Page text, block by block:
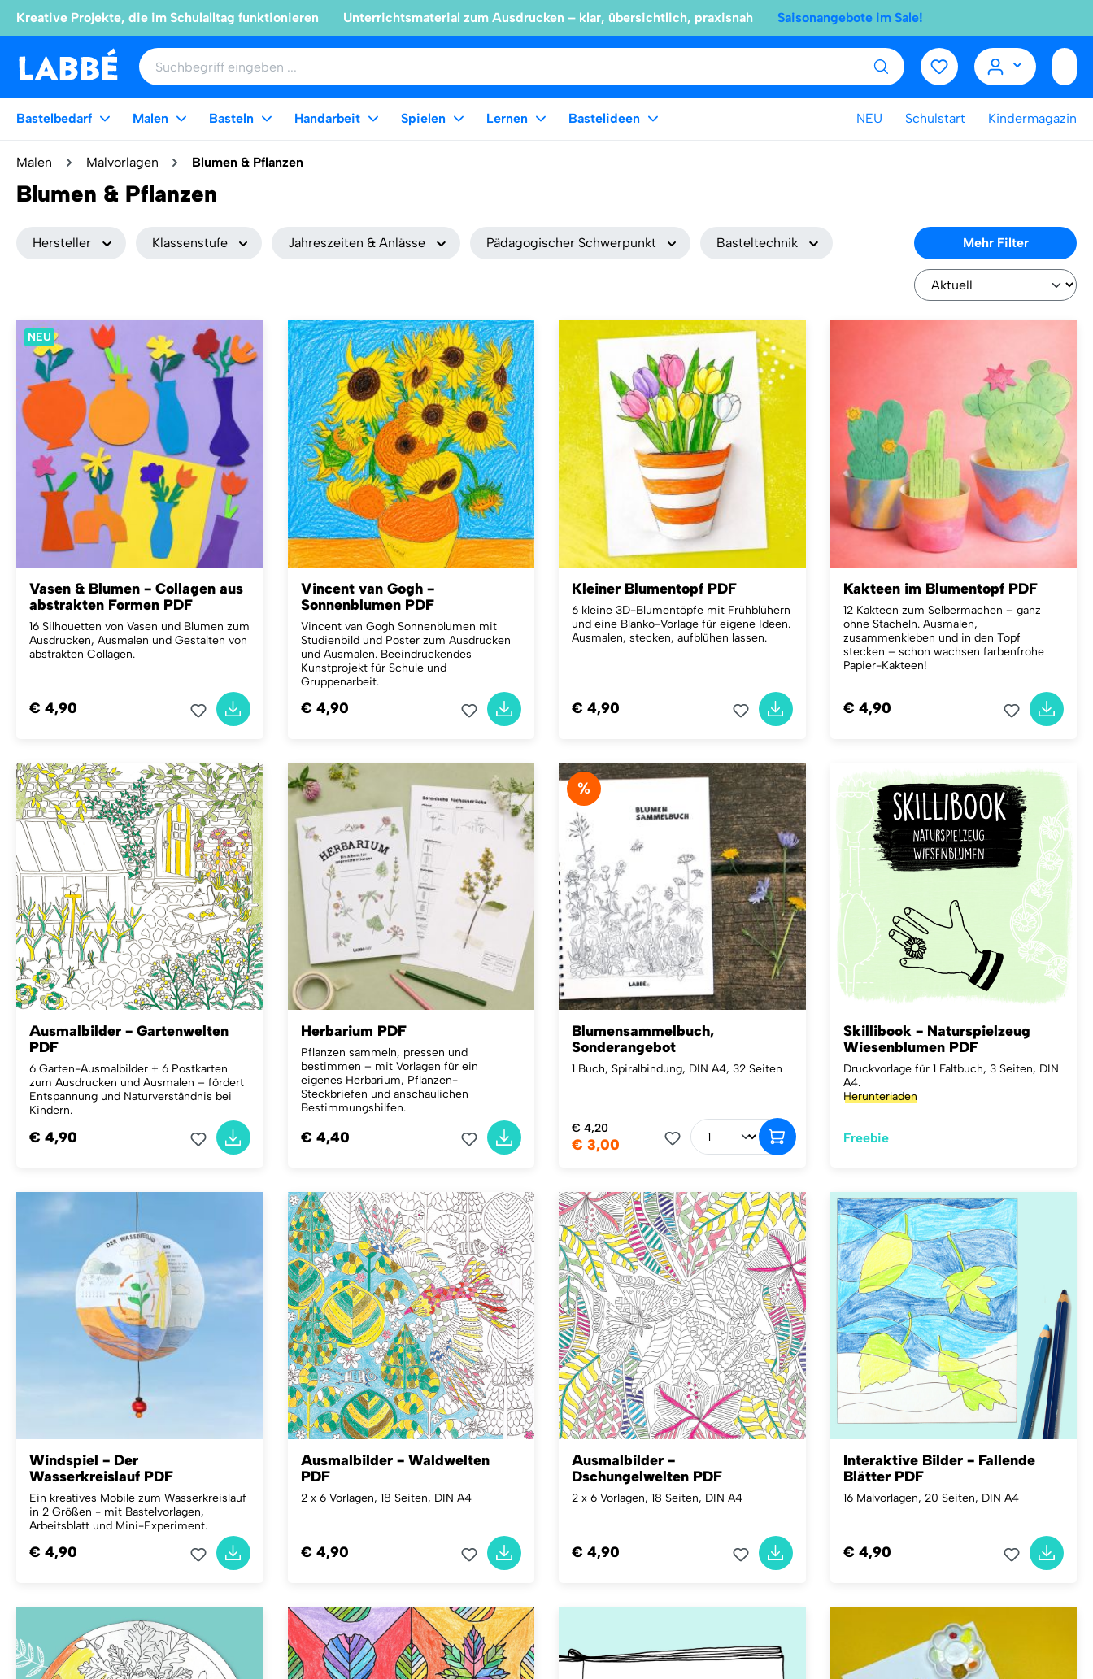
Kreative Projekte, die im Schulalltag funktionieren Unterrichtsmaterial zum Ausdrucken – klar, übersichtlich, praxisnah Saisonangebote im Sale!
Bastelbedarf Malen Basteln Handarbeit Spielen Lernen Bastelideen NEU Schulstart Kindermagazin
Malen Malvorlagen Blumen & Pflanzen
Blumen & Pflanzen
Hersteller Klassenstufe Jahreszeiten & Anlässe Pädagogischer Schwerpunkt Basteltechnik Mehr Filter
NEU
Vasen & Blumen - Collagen aus
abstrakten Formen PDF
16 Silhouetten von Vasen und Blumen zum
Ausdrucken, Ausmalen und Gestalten von
abstrakten Collagen.
€ 4,90
Vincent van Gogh -
Sonnenblumen PDF
Vincent van Gogh Sonnenblumen mit
Studienbild und Poster zum Ausdrucken
und Ausmalen. Beeindruckendes
Kunstprojekt für Schule und
Gruppenarbeit.
€ 4,90
Kleiner Blumentopf PDF
6 kleine 3D-Blumentöpfe mit Frühblühern
und eine Blanko-Vorlage für eigene Ideen.
Ausmalen, stecken, aufblühen lassen.
€ 4,90
Kakteen im Blumentopf PDF
12 Kakteen zum Selbermachen – ganz
ohne Stacheln. Ausmalen,
zusammenkleben und in den Topf
stecken – schon wachsen farbenfrohe
Papier-Kakteen!
€ 4,90
Ausmalbilder - Gartenwelten
PDF
6 Garten-Ausmalbilder + 6 Postkarten
zum Ausdrucken und Ausmalen – fördert
Entspannung und Naturverständnis bei
Kindern.
€ 4,90
Herbarium PDF
Pflanzen sammeln, pressen und
bestimmen – mit Vorlagen für ein
eigenes Herbarium, Pflanzen-
Steckbriefen und anschaulichen
Bestimmungshilfen.
€ 4,40
%
Blumensammelbuch,
Sonderangebot
1 Buch, Spiralbindung, DIN A4, 32 Seiten
€ 3,00
€ 4,20
Skillibook - Naturspielzeug
Wiesenblumen PDF
Druckvorlage für 1 Faltbuch, 3 Seiten, DIN
A4.
Herunterladen
Freebie
Windspiel - Der
Wasserkreislauf PDF
Ein kreatives Mobile zum Wasserkreislauf
in 2 Größen - mit Bastelvorlagen,
Arbeitsblatt und Mini-Experiment.
€ 4,90
Ausmalbilder - Waldwelten
PDF
2 x 6 Vorlagen, 18 Seiten, DIN A4
€ 4,90
Ausmalbilder -
Dschungelwelten PDF
2 x 6 Vorlagen, 18 Seiten, DIN A4
€ 4,90
Interaktive Bilder - Fallende
Blätter PDF
16 Malvorlagen, 20 Seiten, DIN A4
€ 4,90